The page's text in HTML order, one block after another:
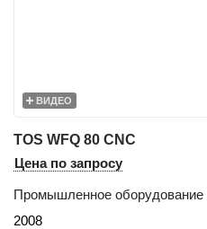
ВИДЕО
TOS WFQ 80 CNC
Цена по запросу
Промышленное оборудование
2008